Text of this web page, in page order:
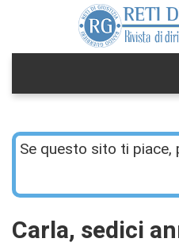
Se questo sito ti piace,
Carla, sedici